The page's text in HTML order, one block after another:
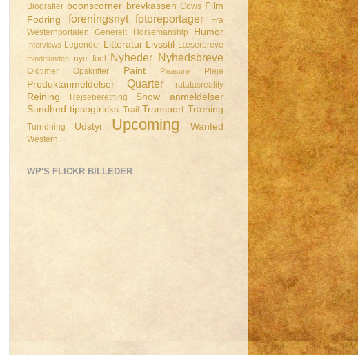
Biografier boonscorner brevkassen Cows Film
Fodring
foreningsnyt fotoreportager
Fra
Westernportalen
Generelt Horsemanship Humor
Interviews Legender Litteratur Livsstil Læserbreve
mindelunden nye_foel Nyheder Nyhedsbreve
Oldtimer Opskrifter Paint Pleasure Pleje
Produktanmeldelser Quarter ratatasreality
Reining Rejseberetning
Show anmeldelser
Sundhed tipsogtricks Trail Transport Træning
Turridning Udstyr Upcoming Wanted
Western
WP'S FLICKR BILLEDER